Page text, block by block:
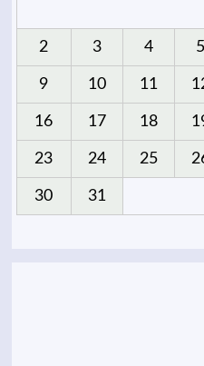
2 3 4 5
9 10 11
16 17 18
23 24 25
30 31